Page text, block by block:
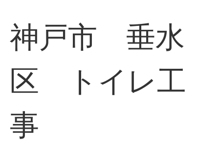
神戸市 垂水
区 トイレ工
事